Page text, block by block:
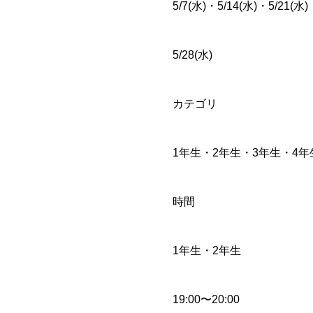
5/7(水)・5/14(水)・5/21(水)
5/28(水)
カテゴリ
1年生・2年生・3年生・4年
時間
1年生・2年生
19:00〜20:00